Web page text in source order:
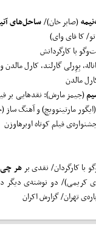
(صابر خان)/ساحل‌های
کا فای وای)
با کارگردانش
بِوِرلی گارلند، کارل
مالدن
(جیمز مارش): نقدهایی بر
مارتینوویچ) و آهنگ
فیلم کوتاه اوبرهاوزن
کارگردان/ نقدی بر هر چی
کریمی)/ دو نوشته‌ی دیگر
تهران/ گزارش اکران